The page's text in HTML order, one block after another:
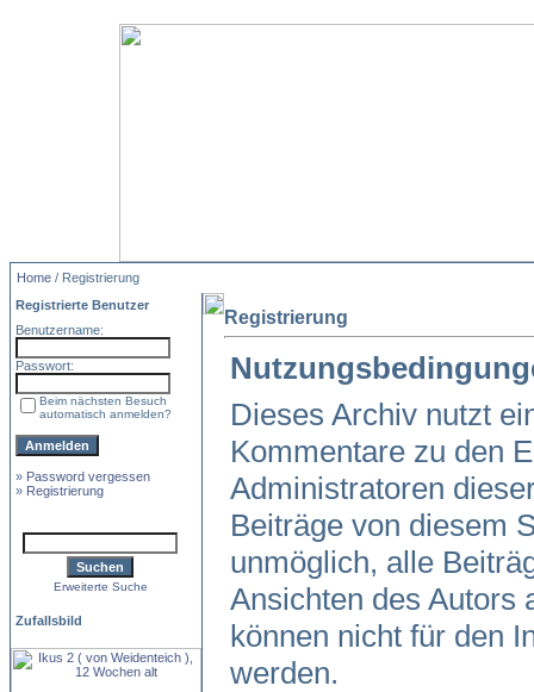
Home / Registrierung
Registrierte Benutzer
Benutzername:
Passwort:
Beim nächsten Besuch
automatisch anmelden?
» Password vergessen
» Registrierung
Erweiterte Suche
Zufallsbild
Registrierung
Dieses Archiv nutzt
Kommentare zu den
Administratoren
Beiträge von diesem
unmöglich, alle
Ansichten des Autors
können nicht für den
werden.